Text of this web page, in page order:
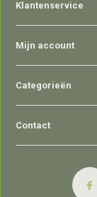
Klantenservice
Mijn account
Categorieën
Contact